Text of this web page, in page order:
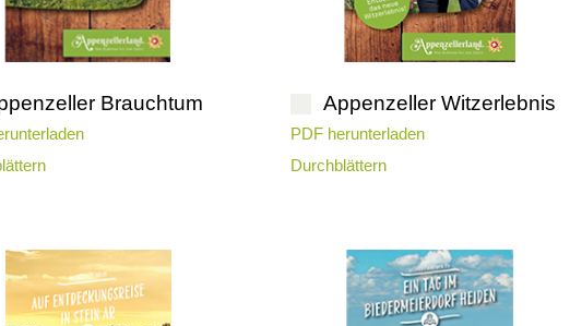
Appenzeller Brauchtum Appenzeller Witzerlebnis
PDF herunterladen
Durchblättern